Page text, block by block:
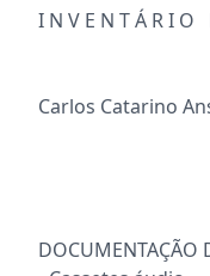
I N V E N T Á R I
Carlos Catarino
DOCUMENTAÇÃO